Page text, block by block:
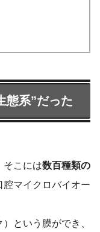
態系”だった
そこには数百種類の
マイクロバイオー
という膜ができ、